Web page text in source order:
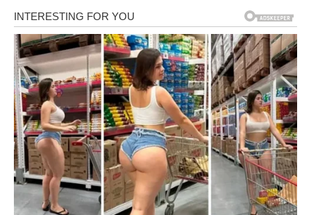
Ljubavni život donosi iskrene
emocije
Ako ste slobodni, sutrašnji dan mogao bi vam donijeti
zanimljiv susret. Neko iz vašeg okruženja pokazuje
mnogo više interesovanja nego što ste do sada
primjećivali. Budite otvoreni za razgovor, jer vas može
prijatno iznenaditi.
Ako ste zauzeti, partner će željeti više zajedničkog